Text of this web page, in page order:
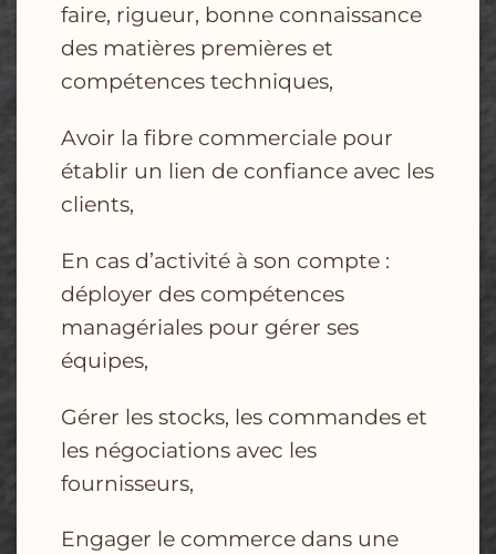
faire, rigueur, bonne connaissance
des matières premières et
compétences techniques,
Avoir la fibre commerciale pour
établir un lien de confiance avec les
clients,
En cas d’activité à son compte :
déployer des compétences
managériales pour gérer ses
équipes,
Gérer les stocks, les commandes et
les négociations avec les
fournisseurs,
Engager le commerce dans une